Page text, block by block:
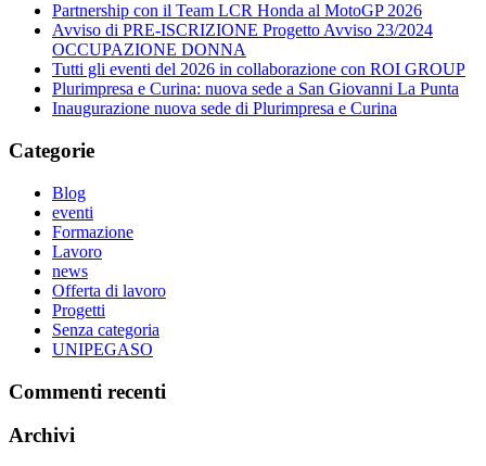
Partnership con il Team LCR Honda al MotoGP 2026
Avviso di PRE-ISCRIZIONE Progetto Avviso 23/2024
OCCUPAZIONE DONNA
Tutti gli eventi del 2026 in collaborazione con ROI GROUP
Plurimpresa e Curina: nuova sede a San Giovanni La Punta
Inaugurazione nuova sede di Plurimpresa e Curina
Categorie
Blog
eventi
Formazione
Lavoro
news
Offerta di lavoro
Progetti
Senza categoria
UNIPEGASO
Commenti recenti
Archivi